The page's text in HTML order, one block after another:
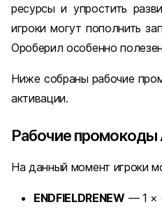
ресурсы и упростить
игроки могут пополнить
Ороберил особенно
Ниже собраны рабочие
активации.
Рабочие промокоды
На данный момент игроки
ENDFIELDRENEW— 1 ×